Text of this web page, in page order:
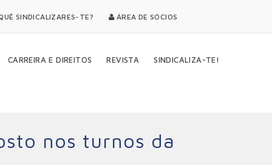
SINDICALIZARES-TE? ÁREA DE SÓCIOS
CARREIRA E DIREITOS REVISTA SINDICALIZA-TE!
nos turnos da